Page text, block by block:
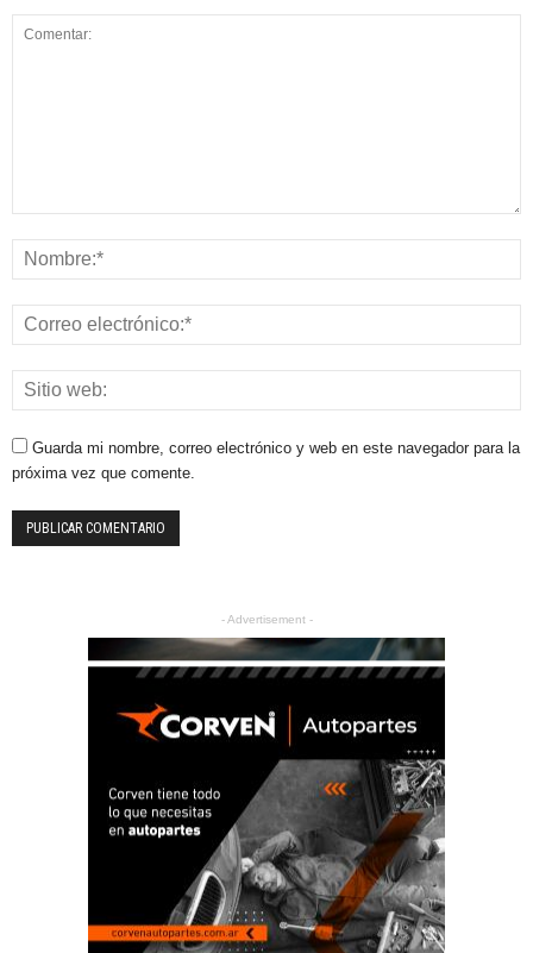
Guarda mi nombre, correo electrónico y web en este navegador para la
próxima vez que comente.
- Advertisement -